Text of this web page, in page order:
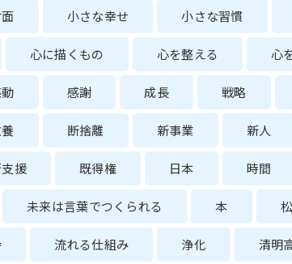
小さな幸せ 小さな習慣
心に描くもの 心を整える 心
感謝 成長 戦略
断捨離 新事業 新人
援 既得権 日本 時間
未来は言葉でつくられる 本
流れる仕組み 浄化 清明